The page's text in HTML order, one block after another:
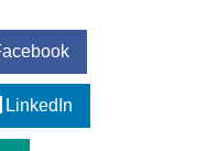
LinkedIn